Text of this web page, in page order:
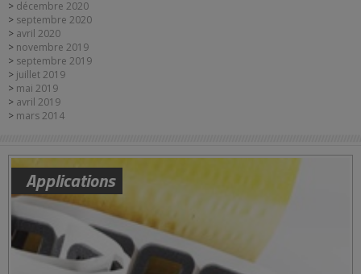
décembre 2020
septembre 2020
avril 2020
novembre 2019
septembre 2019
juillet 2019
mai 2019
avril 2019
mars 2014
Applications